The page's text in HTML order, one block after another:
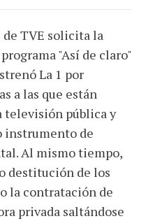
TVE solicita la
"Así de claro"
La 1 por
a las que están
televisión pública y
instrumento de
Al mismo tiempo,
destitución de los
la contratación de
privada saltándose